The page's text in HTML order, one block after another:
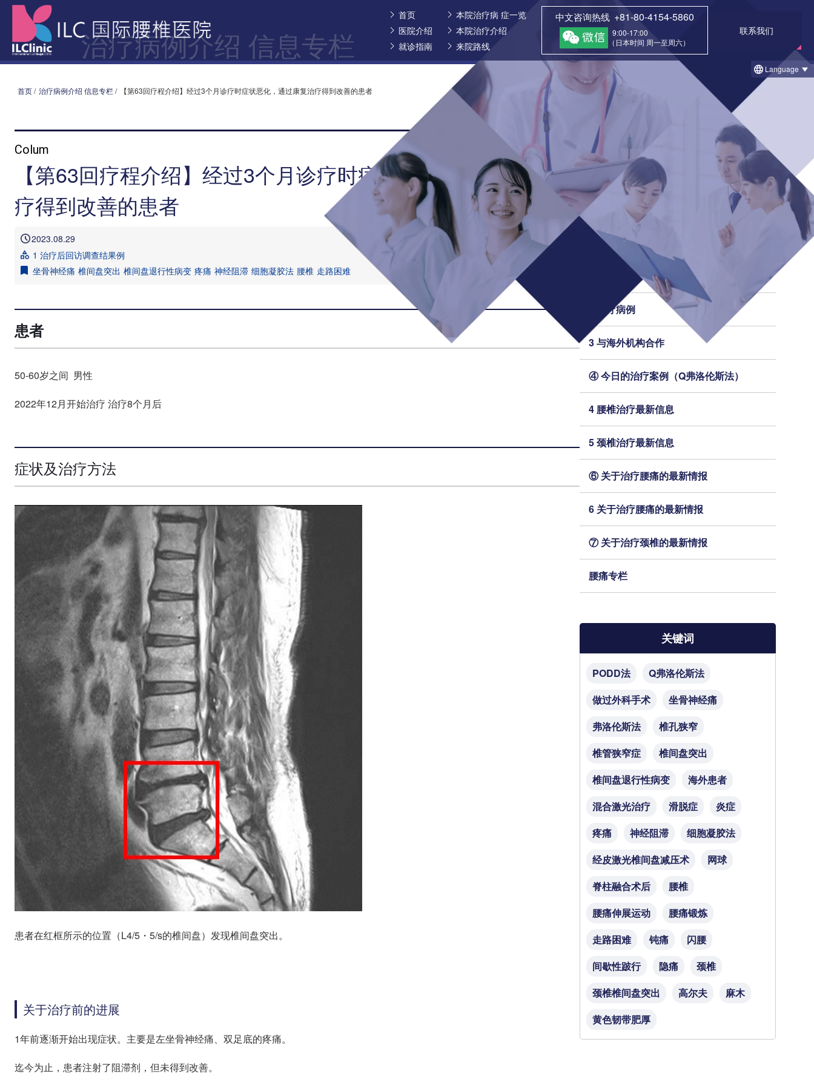
首页
医院介绍
就诊指南
本院治疗病 症一览
本院治疗介绍
来院路线
中文咨询热线 +81-80-4154-5860
9:00-17:00
（日本时间 周一至周六）
联系我们
Language
治疗病例介绍 信息专栏
首页/ 治疗病例介绍 信息专栏/ 【第63回疗程介绍】经过3个月诊疗时症状恶化，通过康复治疗得到改善的患者
Colum
【第63回疗程介绍】经过3个月诊疗时症状恶化，通过康复治
疗得到改善的患者
2023.08.29
1 治疗后回访调查结果例
坐骨神经痛 椎间盘突出 椎间盘退行性病变 疼痛 神经阻滞 细胞凝胶法 腰椎 走路困难
患者
50-60岁之间 男性
2022年12月开始治疗 治疗8个月后
症状及治疗方法
患者在红框所示的位置（L4/5・5/s的椎间盘）发现椎间盘突出。
关于治疗前的进展
1年前逐渐开始出现症状。主要是左坐骨神经痛、双足底的疼痛。
迄今为止，患者注射了阻滞剂，但未得到改善。
① 治疗前和治疗后的案例
1 治疗后回访调查结果例
② 今日的治疗案例（细胞凝胶法）
2 今日的治疗案例（细胞凝胶法）
2 治疗病例
3 与海外机构合作
④ 今日的治疗案例（Q弗洛伦斯法）
4 腰椎治疗最新信息
5 颈椎治疗最新信息
⑥ 关于治疗腰痛的最新情报
6 关于治疗腰痛的最新情报
⑦ 关于治疗颈椎的最新情报
腰痛专栏
关键词
PODD法
Q弗洛伦斯法
做过外科手术
坐骨神经痛
弗洛伦斯法
椎孔狭窄
椎管狭窄症
椎间盘突出
椎间盘退行性病变
海外患者
混合激光治疗
滑脱症
炎症
疼痛
神经阻滞
细胞凝胶法
经皮激光椎间盘减压术
网球
脊柱融合术后
腰椎
腰痛伸展运动
腰痛锻炼
走路困难
钝痛
闪腰
间歇性跛行
隐痛
颈椎
颈椎椎间盘突出
高尔夫
麻木
黄色韧带肥厚